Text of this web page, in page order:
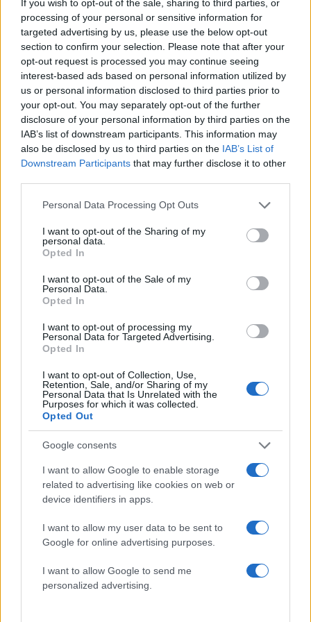
If you wish to opt-out of the sale, sharing to third parties, or
processing of your personal or sensitive information for
targeted advertising by us, please use the below opt-out
section to confirm your selection. Please note that after your
opt-out request is processed you may continue seeing
interest-based ads based on personal information utilized by
us or personal information disclosed to third parties prior to
your opt-out. You may separately opt-out of the further
disclosure of your personal information by third parties on the
IAB’s list of downstream participants. This information may
also be disclosed by us to third parties on the IAB’s List of
Downstream Participants that may further disclose it to other
Please note that this website/app uses one or more Google
not limited to your visit or usage behaviour. You may click to
grant or deny consent to Google and its third-party tags to
use your data for below specified purposes in below Google
consent section.
Personal Data Processing Opt Outs
I want to opt-out of the Sharing of my
personal data.
Opted In
I want to opt-out of the Sale of my
Personal Data.
Opted In
I want to opt-out of processing my
Personal Data for Targeted Advertising.
Opted In
I want to opt-out of Collection, Use,
Retention, Sale, and/or Sharing of my
Personal Data that Is Unrelated with the
Purposes for which it was collected.
Opted Out
Google consents
I want to allow Google to enable storage
related to advertising like cookies on web or
device identifiers in apps.
I want to allow my user data to be sent to
Google for online advertising purposes.
I want to allow Google to send me
personalized advertising.
Μακαρονάδα με σάλτσα σόγιας
13.03.2013
Πουλερικα, Συνταγες
Hot BBQ Chicken Wings
14.08.2012
Συνταγες
Μακαρόνια σόγιας με σάλτσα ντομάτας
και μανιτάρια
Fitness
Προϊόντα σόγιας! Για να γίνει η νηστεία,
αγαπημένη σου συνήθεια!
05.03.2012
Ζυμαρικα,Συνταγες
Μακαρονάδα με σάλτσα
φυστικοβούτυρου
Πουλερικα,Συνταγες
Κοτόπουλο με γλυκόξινη σάλτσα
17.08.2011
Συνταγες